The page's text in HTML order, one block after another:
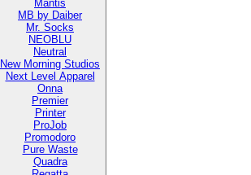
Mantis
MB by Daiber
Mr. Socks
NEOBLU
Neutral
New Morning Studios
Next Level Apparel
Onna
Premier
Printer
ProJob
Promodoro
Pure Waste
Quadra